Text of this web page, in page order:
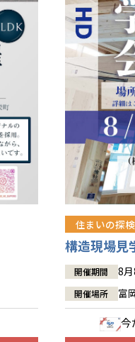
住まいの探
構造現場見
開催期間 8
開催場所 富
今
道央
道北
青森
秋田
宮城
福島
甲信越・北
新潟
富山
石川
福井
関東
神奈川
埼玉
千葉
茨城
栃木
群馬
岐阜
静岡
三重
大阪
京都
兵庫
奈良
滋賀
中国・四国
岡山
香川
愛媛
鳥取
九州
福岡
佐賀
熊本
分譲マンシ
※現住所のある都
現住所の有る
移住の計画の方
道央
道北
道南
道東
青森県
秋田県
岩手県
山形県
宮城県
福島県
甲信越・北
新潟県
長野県
富山県
石川県
福井県
関東
東京都
神奈川県
埼玉県
千葉県
茨城県
栃木県
愛知県
岐阜県
静岡県
三重県
大阪府
京都府
兵庫県
奈良県
中国・四国
岡山県
香川県
愛媛県
九州
福岡県
佐賀県
熊本県
大分県